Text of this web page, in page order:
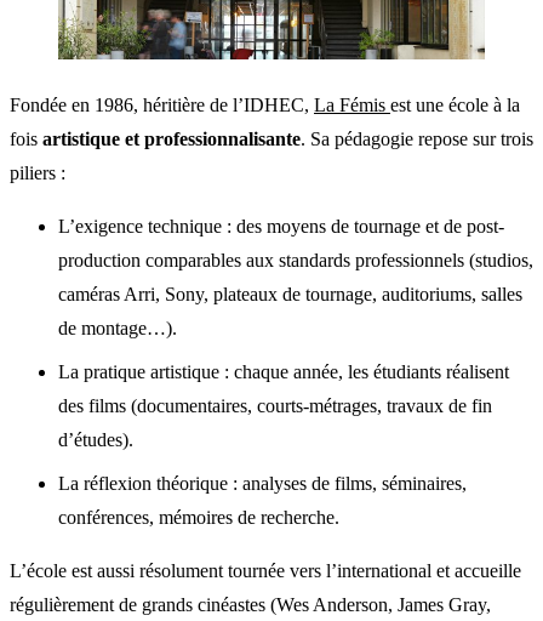
Fondée en 1986, héritière de l’IDHEC, La Fémis est une école à la
fois artistique et professionnalisante. Sa pédagogie repose sur trois
piliers :
L’exigence technique : des moyens de tournage et de post-
production comparables aux standards professionnels (studios,
caméras Arri, Sony, plateaux de tournage, auditoriums, salles
de montage…).
La pratique artistique : chaque année, les étudiants réalisent
des films (documentaires, courts-métrages, travaux de fin
d’études).
La réflexion théorique : analyses de films, séminaires,
conférences, mémoires de recherche.
L’école est aussi résolument tournée vers l’international et accueille
régulièrement de grands cinéastes (Wes Anderson, James Gray,